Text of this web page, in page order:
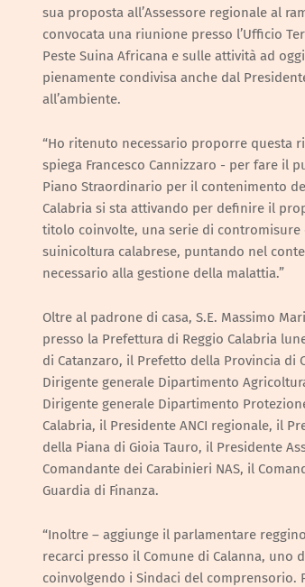
sua proposta all’Assessore regionale al
convocata una riunione presso l’Ufficio
Peste Suina Africana e sulle attività ad
pienamente condivisa anche dal
all’ambiente.
“Ho ritenuto necessario proporre questa
spiega Francesco Cannizzaro - per fare il
Piano Straordinario per il contenimento
Calabria si sta attivando per definire il
titolo coinvolte, una serie di contromisure
suinicoltura calabrese, puntando nel
necessario alla gestione della malattia.”
Oltre al padrone di casa, S.E. Massimo
presso la Prefettura di Reggio Calabria
di Catanzaro, il Prefetto della Provincia di
Dirigente generale Dipartimento
Dirigente generale Dipartimento
Calabria, il Presidente ANCI regionale, il
della Piana di Gioia Tauro, il Presidente
Comandante dei Carabinieri NAS, il
Guardia di Finanza.
“Inoltre – aggiunge il parlamentare
recarci presso il Comune di Calanna,
coinvolgendo i Sindaci del comprensorio.